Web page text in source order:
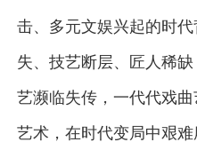
击、多元文娱兴起的时
失、技艺断层、匠人稀
艺濒临失传，一代代戏
艺术，在时代变局中艰难